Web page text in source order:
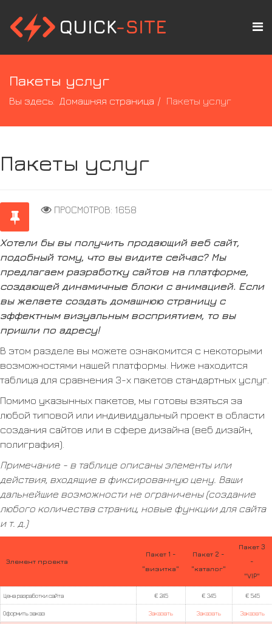
Пакеты услуг
Вы здесь: Домашняя страница Пакеты услуг
Пакеты услуг
ПРОСМОТРОВ: 1658
Хотели бы вы получить продающий веб сайт,
подобный тому, что вы видите сейчас? Мы
предлагаем разработку сайтов на платформе,
создающей динамичные блоки с анимацией. Если
вы желаете создать домашнюю страницу с
эффектным визуальным восприятием, то вы
пришли по адресу!
В этом разделе вы можете ознакомится с некоторыми
возможностями нашей платформы. Ниже находится
таблица для сравнения 3-х пакетов стандартных услуг.
Помимо указынных пакетов, мы готовы взяться за
любой типовой или индивидуальный проект в области
создания сайтов или в сфере дизайна (веб дизайн,
полиграфия).
Примечание - в таблице описаны элементы или
действия, входящие в фиксированную цену. Ваши
дальнейшие возможности не ограничены (создание
любого количества страниц, новые функции для сайта
и т. д.)
Элемент проекта
Пакет 1 -
"визитка"
Пакет 2 -
"каталог"
Пакет 3
-
"VIP"
Цена разработки сайта € 245 € 345 € 545
Оформить заказ Заказать Заказать Заказать